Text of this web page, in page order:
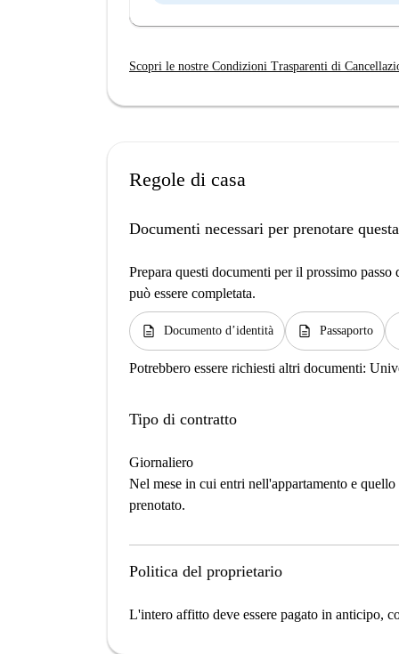
Scopri le nostre Condizioni Trasparenti di
Regole di casa
Documenti necessari per prenotare
Prepara questi documenti per il prossimo
può essere completata.
description Documento d’identità description Passaporto
Potrebbero essere richiesti altri documenti:
Tipo di contratto
Giornaliero
Nel mese in cui entri nell'appartamento e
prenotato.
Politica del proprietario
L'intero affitto deve essere pagato in anticipo,